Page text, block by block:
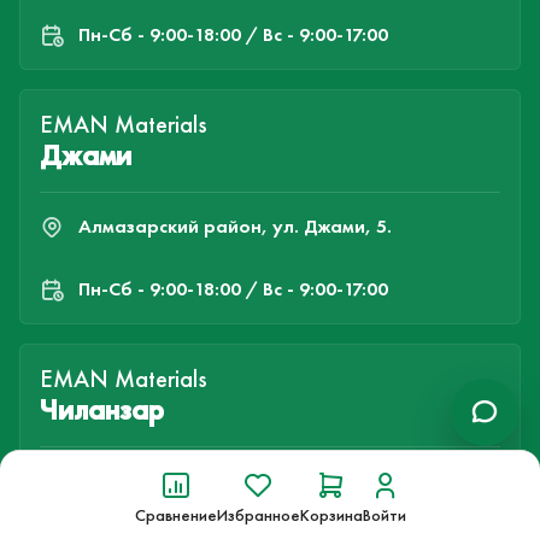
СравнениеИзбранноеКорзинаВойти
Пн-Cб - 9:00-18:00 / Вс - 9:00-17:00
EMAN Materials
Джами
Алмазарский район, ул. Джами, 5.
Пн-Cб - 9:00-18:00 / Вс - 9:00-17:00
EMAN Materials
Чиланзар
Чиланзарский район, ул. Чорбог, 51